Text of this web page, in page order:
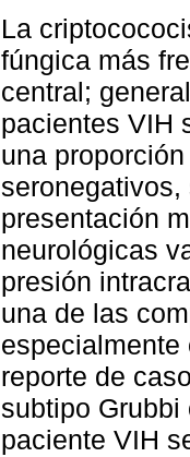
La
fúngica más
central;
pacientes VIH
una
presentación
neurológicas
presión
una de las
especialmente
reporte de
subtipo
paciente VIH